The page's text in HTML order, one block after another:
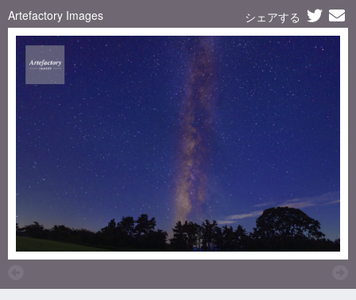
Artefactory Images シェアする